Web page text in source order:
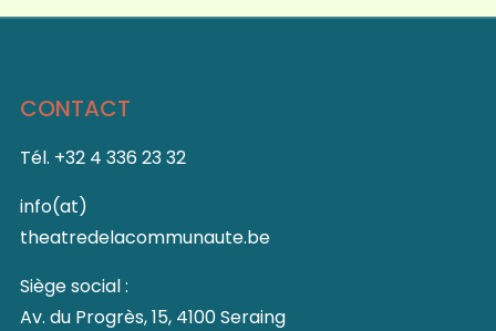
CONTACT
Tél. +32 4 336 23 32
info(at)
theatredelacommunaute.be
Siège social :
Av. du Progrès, 15, 4100 Seraing